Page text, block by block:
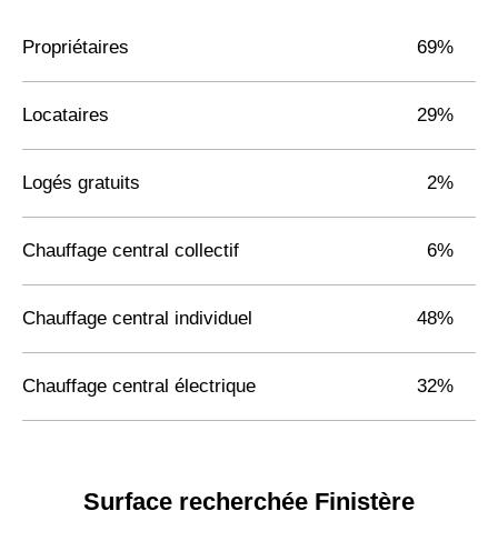
Propriétaires 69%
Locataires 29%
Logés gratuits 2%
Chauffage central collectif 6%
Chauffage central individuel 48%
Chauffage central électrique 32%
Surface recherchée Finistère